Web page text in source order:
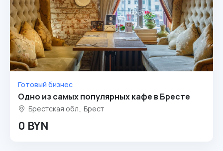
Готовый бизнес
Одно из самых популярных кафе в Бресте
Брестская обл., Брест
0 BYN